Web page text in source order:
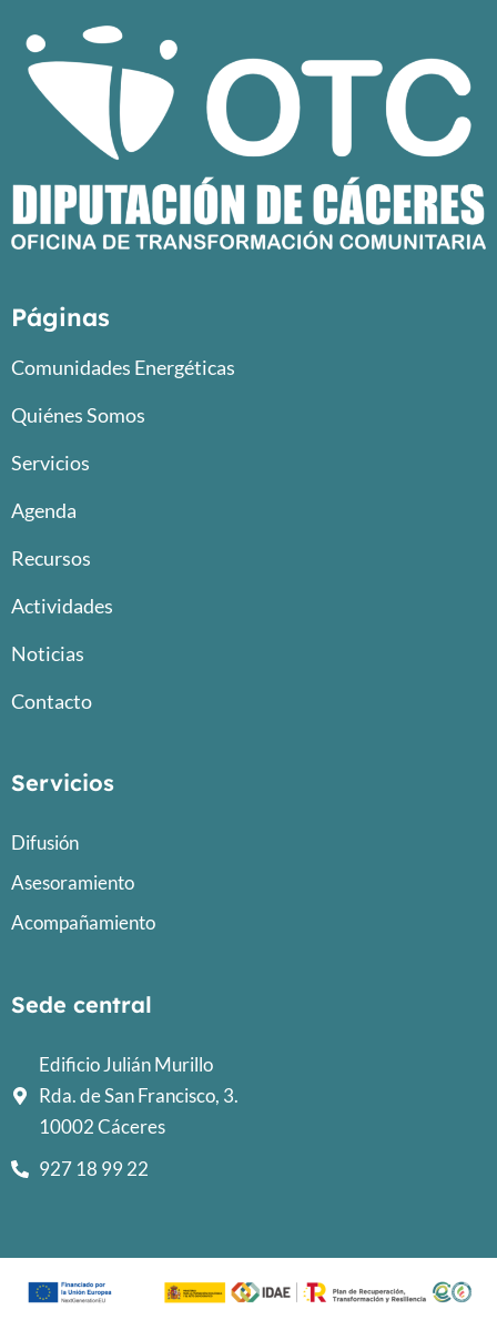
Páginas
Comunidades Energéticas
Quiénes Somos
Servicios
Agenda
Recursos
Actividades
Noticias
Contacto
Servicios
Difusión
Asesoramiento
Acompañamiento
Sede central
Edificio Julián Murillo
Rda. de San Francisco, 3.
10002 Cáceres
927 18 99 22